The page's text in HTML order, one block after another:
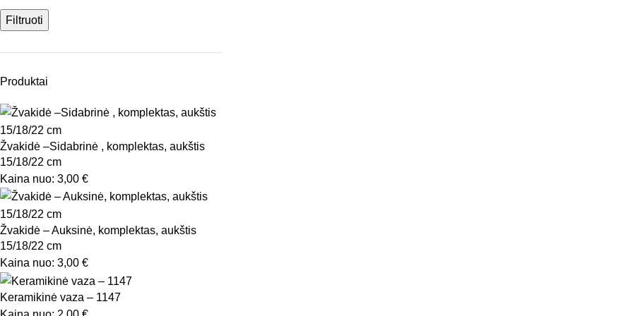
Filtruoti
Produktai
Žvakidė –Sidabrinė , komplektas, aukštis
15/18/22 cm
Kaina nuo: 3,00 €
Žvakidė – Auksinė, komplektas, aukštis
15/18/22 cm
Kaina nuo: 3,00 €
Keramikinė vaza – 1147